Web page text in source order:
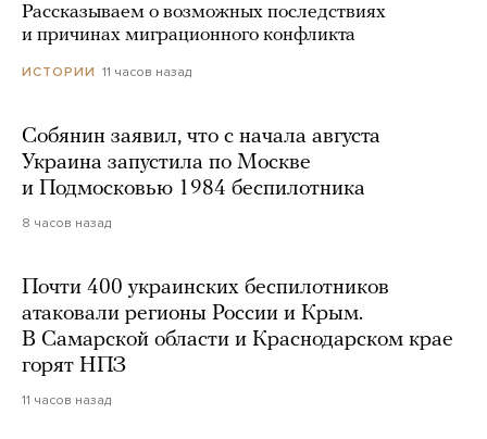
Рассказываем о возможных последствиях
и причинах миграционного конфликта
ИСТОРИИ 11 часов назад
Собянин заявил, что с начала августа
Украина запустила по Москве
и Подмосковью 1984 беспилотника
8 часов назад
Почти 400 украинских беспилотников
атаковали регионы России и Крым.
В Самарской области и Краснодарском крае
горят НПЗ
11 часов назад